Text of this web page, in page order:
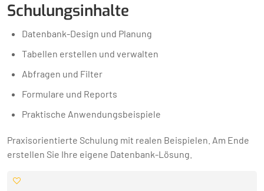
Schulungsinhalte
Datenbank-Design und Planung
Tabellen erstellen und verwalten
Abfragen und Filter
Formulare und Reports
Praktische Anwendungsbeispiele
Praxisorientierte Schulung mit realen Beispielen. Am Ende
erstellen Sie Ihre eigene Datenbank-Lösung.